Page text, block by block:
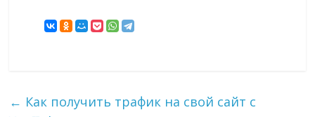
← Как получить трафик на свой сайт с